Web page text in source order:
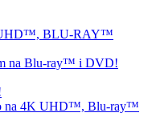
UHD™, BLU-RAY™
na Blu-ray™ i DVD!
na 4K UHD™, Blu-ray™